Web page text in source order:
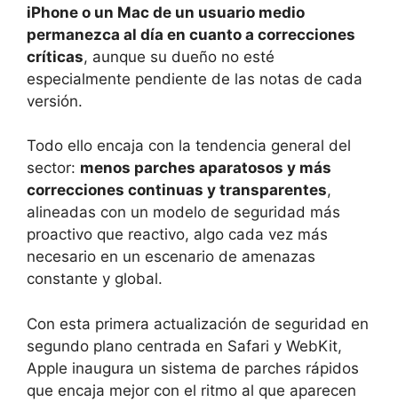
iPhone o un Mac de un usuario medio
permanezca al día en cuanto a correcciones
críticas, aunque su dueño no esté
especialmente pendiente de las notas de cada
versión.
Todo ello encaja con la tendencia general del
sector: menos parches aparatosos y más
correcciones continuas y transparentes,
alineadas con un modelo de seguridad más
proactivo que reactivo, algo cada vez más
necesario en un escenario de amenazas
constante y global.
Con esta primera actualización de seguridad en
segundo plano centrada en Safari y WebKit,
Apple inaugura un sistema de parches rápidos
que encaja mejor con el ritmo al que aparecen